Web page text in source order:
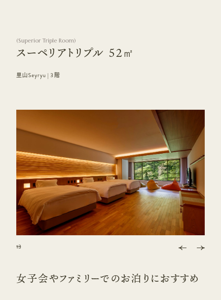
(Superior Triple Room)
スーペリアトリプル 52㎡
里山Seyryu | 3階
女子会やファミリーでのお泊りにおすすめ
13
23
33